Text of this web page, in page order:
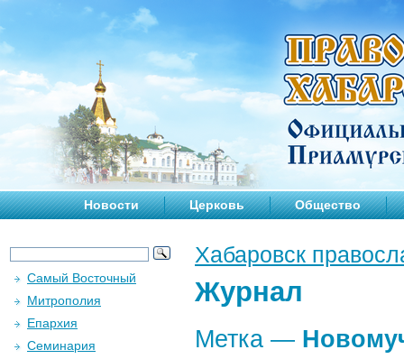
Новости Церковь Общество
Хабаровск
Журнал
Метка —
Самый Восточный
Митрополия
Епархия
Семинария